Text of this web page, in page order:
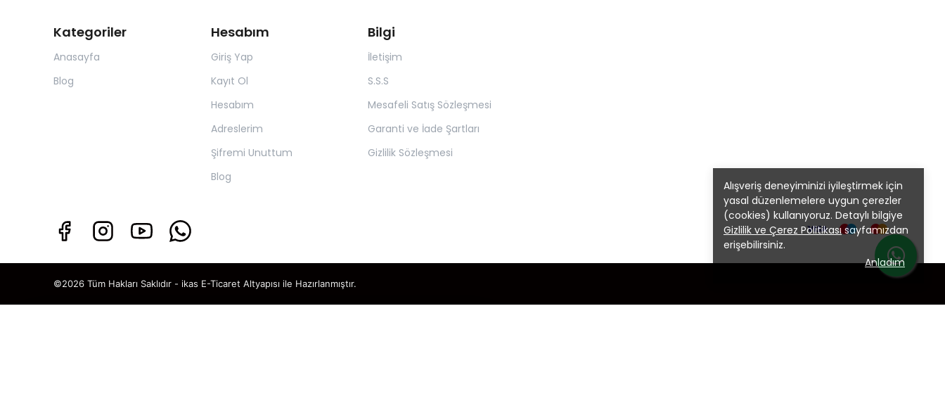
Alışveriş deneyiminizi iyileştirmek için
yasal düzenlemelere uygun çerezler
(cookies) kullanıyoruz. Detaylı bilgiye
Gizlilik ve Çerez Politikası sayfamızdan
erişebilirsiniz.
Anladım
Kategoriler
Anasayfa
Blog
Hesabım
Giriş Yap
Kayıt Ol
Hesabım
Adreslerim
Şifremi Unuttum
Blog
Bilgi
İletişim
S.S.S
Mesafeli Satış Sözleşmesi
Garanti ve İade Şartları
Gizlilik Sözleşmesi
©2026 Tüm Hakları Saklıdır - ikas E-Ticaret Altyapısı ile Hazırlanmıştır.